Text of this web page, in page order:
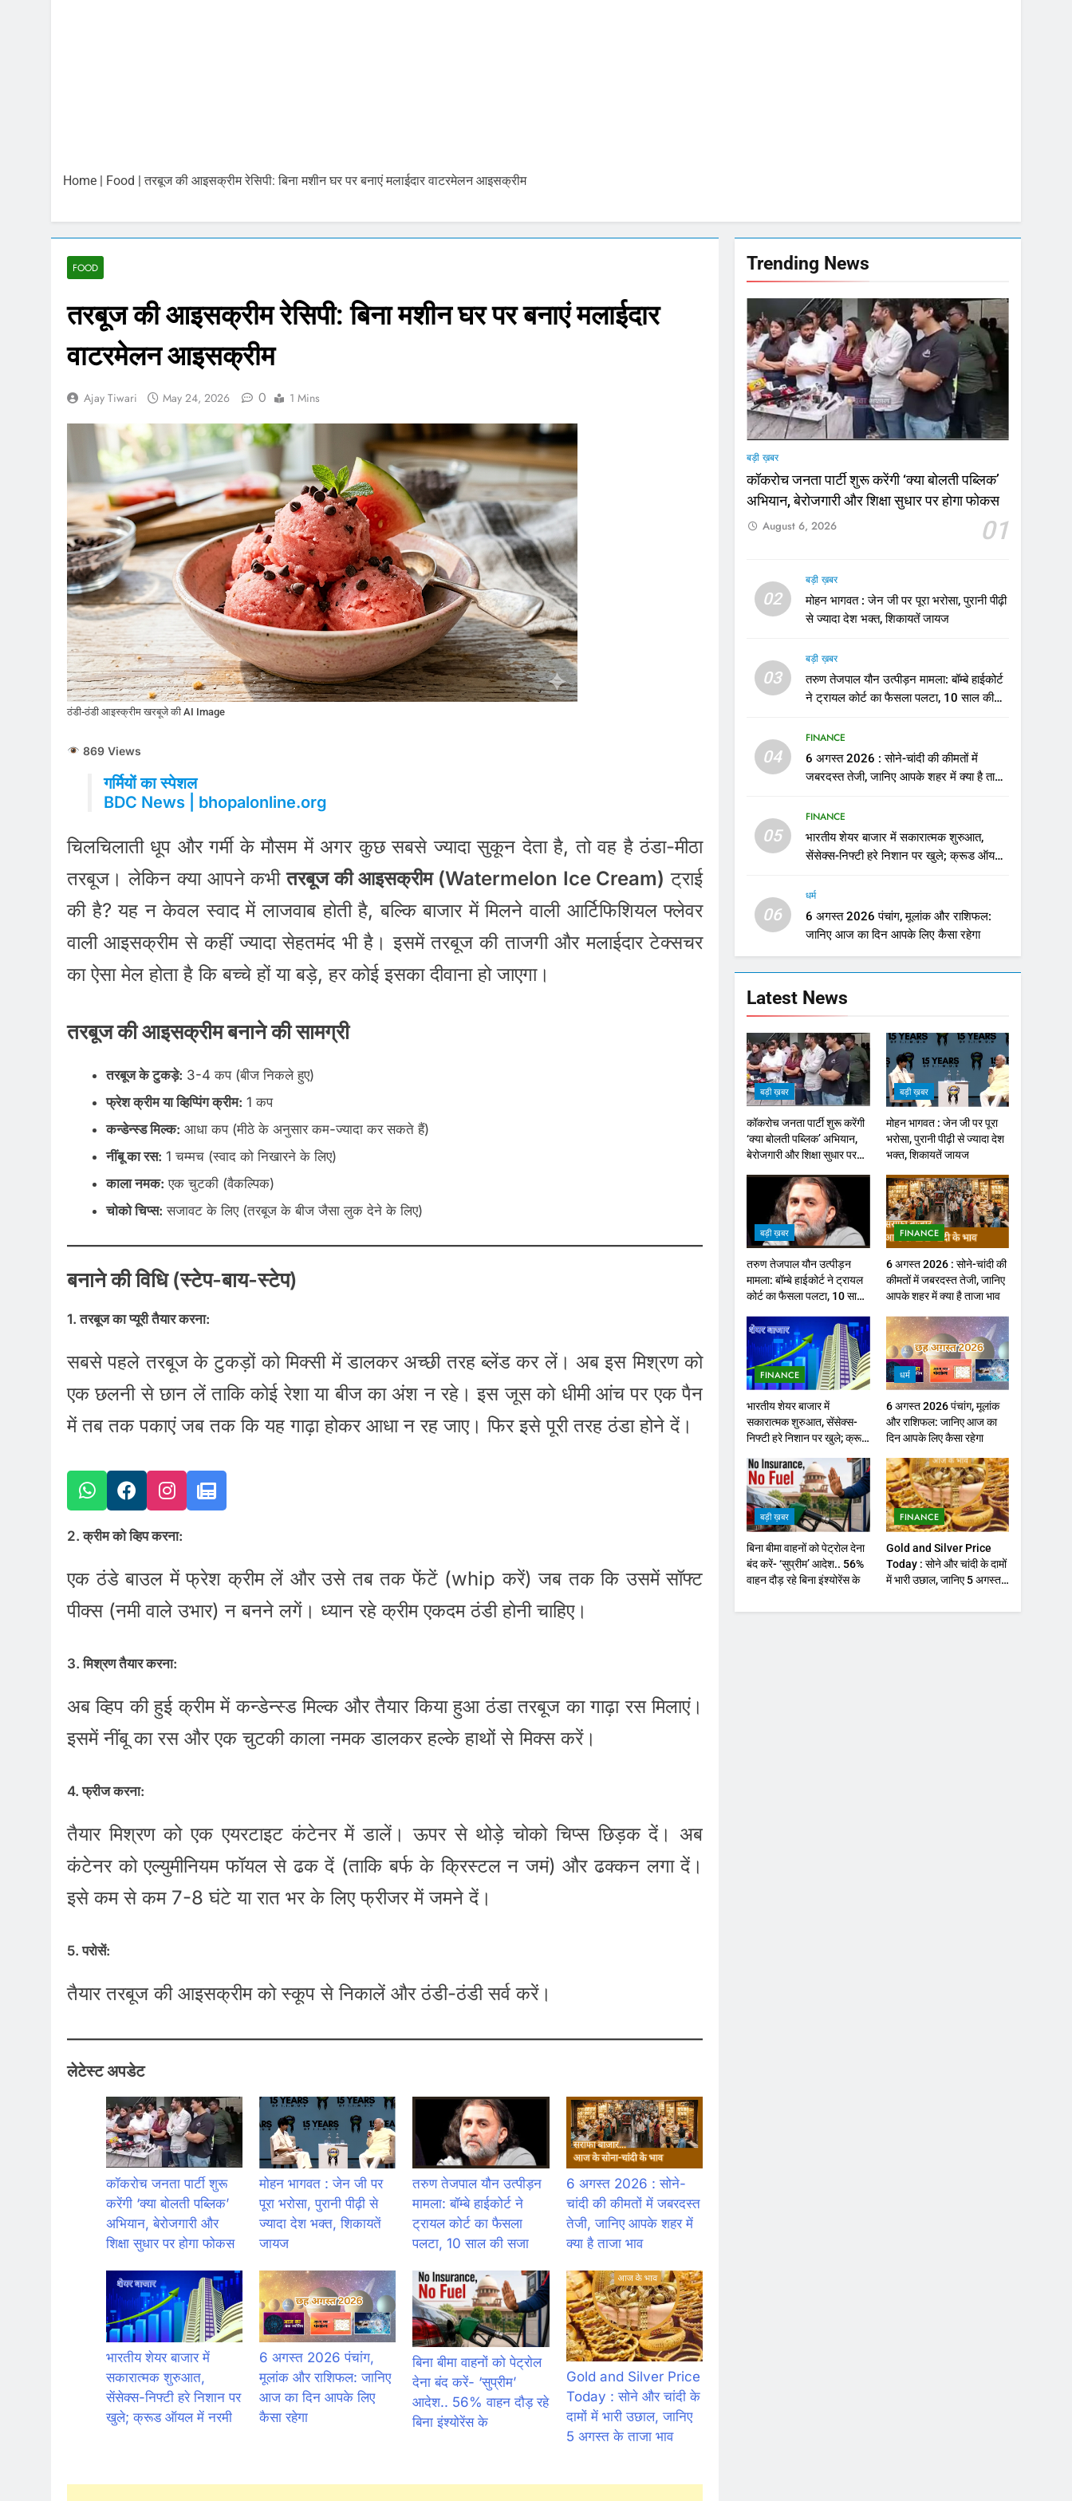
August 5, 2026
संसद में हंगामा: जंतर-मंतर लाठीचार्ज और राम मंदिर चढ़ावा चोरी पर विपक्ष का प्रदर्शन, गृह मंत्री से जवाब की मांग
Home | Food |तरबूज की आइसक्रीम रेसिपी: बिना मशीन घर पर बनाएं मलाईदार वाटरमेलन आइसक्रीम
FOOD
तरबूज की आइसक्रीम रेसिपी: बिना मशीन घर पर बनाएं मलाईदार
वाटरमेलन आइसक्रीम
Ajay Tiwari May 24, 2026 0 1 Mins
ठंडी-ठंडी आइस्क्रीम खरबूजे की AI Image
869 Views
गर्मियों का स्पेशल
BDC News | bhopalonline.org
चिलचिलाती धूप और गर्मी के मौसम में अगर कुछ सबसे ज्यादा सुकून देता है, तो वह है ठंडा-मीठा
तरबूज। लेकिन क्या आपने कभीतरबूज की आइसक्रीम (Watermelon Ice Cream) ट्राई
की है? यह न केवल स्वाद में लाजवाब होती है, बल्कि बाजार में मिलने वाली आर्टिफिशियल फ्लेवर
वाली आइसक्रीम से कहीं ज्यादा सेहतमंद भी है। इसमें तरबूज की ताजगी और मलाईदार टेक्सचर
का ऐसा मेल होता है कि बच्चे हों या बड़े, हर कोई इसका दीवाना हो जाएगा।
तरबूज की आइसक्रीम बनाने की सामग्री
तरबूज के टुकड़े: 3-4 कप (बीज निकले हुए)
फ्रेश क्रीम या व्हिप्पिंग क्रीम: 1 कप
कन्डेन्स्ड मिल्क: आधा कप (मीठे के अनुसार कम-ज्यादा कर सकते हैं)
नींबू का रस: 1 चम्मच (स्वाद को निखारने के लिए)
काला नमक: एक चुटकी (वैकल्पिक)
चोको चिप्स: सजावट के लिए (तरबूज के बीज जैसा लुक देने के लिए)
बनाने की विधि (स्टेप-बाय-स्टेप)
1. तरबूज का प्यूरी तैयार करना:
सबसे पहले तरबूज के टुकड़ों को मिक्सी में डालकर अच्छी तरह ब्लेंड कर लें। अब इस मिश्रण को
एक छलनी से छान लें ताकि कोई रेशा या बीज का अंश न रहे। इस जूस को धीमी आंच पर एक पैन
में तब तक पकाएं जब तक कि यह गाढ़ा होकर आधा न रह जाए। फिर इसे पूरी तरह ठंडा होने दें।
2. क्रीम को व्हिप करना:
एक ठंडे बाउल में फ्रेश क्रीम लें और उसे तब तक फेंटें (whip करें) जब तक कि उसमें सॉफ्ट
पीक्स (नमी वाले उभार) न बनने लगें। ध्यान रहे क्रीम एकदम ठंडी होनी चाहिए।
3. मिश्रण तैयार करना:
अब व्हिप की हुई क्रीम में कन्डेन्स्ड मिल्क और तैयार किया हुआ ठंडा तरबूज का गाढ़ा रस मिलाएं।
इसमें नींबू का रस और एक चुटकी काला नमक डालकर हल्के हाथों से मिक्स करें।
4. फ्रीज करना:
तैयार मिश्रण को एक एयरटाइट कंटेनर में डालें। ऊपर से थोड़े चोको चिप्स छिड़क दें। अब
कंटेनर को एल्युमीनियम फॉयल से ढक दें (ताकि बर्फ के क्रिस्टल न जमं) और ढक्कन लगा दें।
इसे कम से कम 7-8 घंटे या रात भर के लिए फ्रीजर में जमने दें।
5. परोसें:
तैयार तरबूज की आइसक्रीम को स्कूप से निकालें और ठंडी-ठंडी सर्व करें।
लेटेस्ट अपडेट
कॉकरोच जनता पार्टी शुरू
करेंगी ‘क्या बोलती पब्लिक’
अभियान, बेरोजगारी और
शिक्षा सुधार पर होगा फोकस
मोहन भागवत : जेन जी पर
पूरा भरोसा, पुरानी पीढ़ी से
ज्यादा देश भक्त, शिकायतें
जायज
तरुण तेजपाल यौन उत्पीड़न
मामला: बॉम्बे हाईकोर्ट ने
ट्रायल कोर्ट का फैसला
पलटा, 10 साल की सजा
6 अगस्त 2026 : सोने-
चांदी की कीमतों में जबरदस्त
तेजी, जानिए आपके शहर में
क्या है ताजा भाव
भारतीय शेयर बाजार में
सकारात्मक शुरुआत,
सेंसेक्स-निफ्टी हरे निशान पर
खुले; क्रूड ऑयल में नरमी
6 अगस्त 2026 पंचांग,
मूलांक और राशिफल: जानिए
आज का दिन आपके लिए
कैसा रहेगा
बिना बीमा वाहनों को पेट्राेल
देना बंद करें- ‘सुप्रीम’
आदेश.. 56% वाहन दौड़ रहे
बिना इंश्योरेंस के
Gold and Silver Price
Today : सोने और चांदी के
दामों में भारी उछाल, जानिए
5 अगस्त के ताजा भाव
Trending News
बड़ी ख़बर
कॉकरोच जनता पार्टी शुरू करेंगी ‘क्या बोलती पब्लिक’
अभियान, बेरोजगारी और शिक्षा सुधार पर होगा फोकस
01
August 6, 2026
02
बड़ी ख़बर
मोहन भागवत : जेन जी पर पूरा भरोसा, पुरानी पीढ़ी
से ज्यादा देश भक्त, शिकायतें जायज
03
बड़ी ख़बर
तरुण तेजपाल यौन उत्पीड़न मामला: बॉम्बे हाईकोर्ट
ने ट्रायल कोर्ट का फैसला पलटा, 10 साल की
04
FINANCE
6 अगस्त 2026 : सोने-चांदी की कीमतों में
जबरदस्त तेजी, जानिए आपके शहर में क्या है ताजा
05
FINANCE
भारतीय शेयर बाजार में सकारात्मक शुरुआत,
सेंसेक्स-निफ्टी हरे निशान पर खुले; क्रूड ऑयल
06
धर्म
6 अगस्त 2026 पंचांग, मूलांक और राशिफल:
जानिए आज का दिन आपके लिए कैसा रहेगा
Latest News
बड़ी ख़बर
कॉकरोच जनता पार्टी शुरू करेंगी
‘क्या बोलती पब्लिक’ अभियान,
बेरोजगारी और शिक्षा सुधार पर
बड़ी ख़बर
मोहन भागवत : जेन जी पर पूरा
भरोसा, पुरानी पीढ़ी से ज्यादा देश
भक्त, शिकायतें जायज
बड़ी ख़बर
तरुण तेजपाल यौन उत्पीड़न
मामला: बॉम्बे हाईकोर्ट ने ट्रायल
कोर्ट का फैसला पलटा, 10 साल
FINANCE
6 अगस्त 2026 : सोने-चांदी की
कीमतों में जबरदस्त तेजी, जानिए
आपके शहर में क्या है ताजा भाव
FINANCE
भारतीय शेयर बाजार में
सकारात्मक शुरुआत, सेंसेक्स-
निफ्टी हरे निशान पर खुले; क्रूड
धर्म
6 अगस्त 2026 पंचांग, मूलांक
और राशिफल: जानिए आज का
दिन आपके लिए कैसा रहेगा
बड़ी ख़बर
बिना बीमा वाहनों को पेट्राेल देना
बंद करें- ‘सुप्रीम’ आदेश.. 56%
वाहन दौड़ रहे बिना इंश्योरेंस के
FINANCE
Gold and Silver Price
Today : सोने और चांदी के दामों
में भारी उछाल, जानिए 5 अगस्त